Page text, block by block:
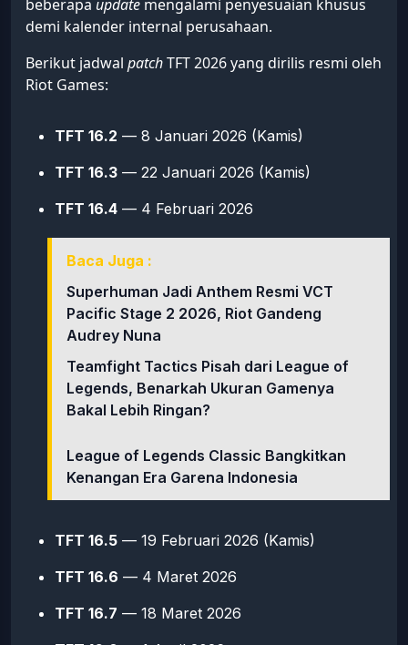
beberapa update mengalami penyesuaian khusus
demi kalender internal perusahaan.
Berikut jadwal patchTFT 2026 yang dirilis resmi oleh
Riot Games:
TFT 16.2 — 8 Januari 2026 (Kamis)
TFT 16.3 — 22 Januari 2026 (Kamis)
TFT 16.4 — 4 Februari 2026
Baca Juga :
Superhuman Jadi Anthem Resmi VCT
Pacific Stage 2 2026, Riot Gandeng
Audrey Nuna
Teamfight Tactics Pisah dari League of
Legends, Benarkah Ukuran Gamenya
Bakal Lebih Ringan?
League of Legends Classic Bangkitkan
Kenangan Era Garena Indonesia
TFT 16.5 — 19 Februari 2026 (Kamis)
TFT 16.6 — 4 Maret 2026
TFT 16.7 — 18 Maret 2026